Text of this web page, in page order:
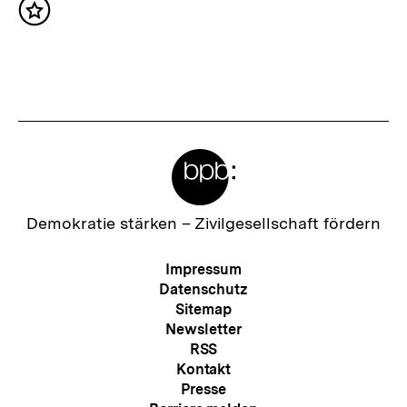
t
c
n
Inhalt
Zur
Demokratie stärken – Zivilgesellschaft fördern
Meta-
Navigation
Impressum
Datenschutz
Sitemap
Newsletter
RSS
Kontakt
Presse